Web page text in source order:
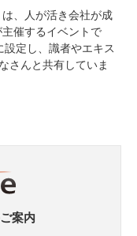
、人が活き会社が成
催するイベントで
定し、識者やエキス
さんと共有していま
案内